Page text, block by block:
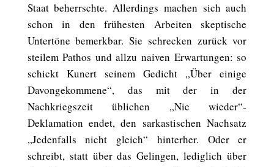
Staat beherrschte. Allerdings machen sich auch
schon in den frühesten Arbeiten skeptische
Untertöne bemerkbar. Sie schrecken zurück vor
steilem Pathos und allzu naiven Erwartungen: so
schickt Kunert seinem Gedicht „Über einige
Davongekommene“, das mit der in der
Nachkriegszeit üblichen „Nie wieder“-
Deklamation endet, den sarkastischen Nachsatz
„Jedenfalls nicht gleich“ hinterher. Oder er
schreibt, statt über das Gelingen, lediglich über